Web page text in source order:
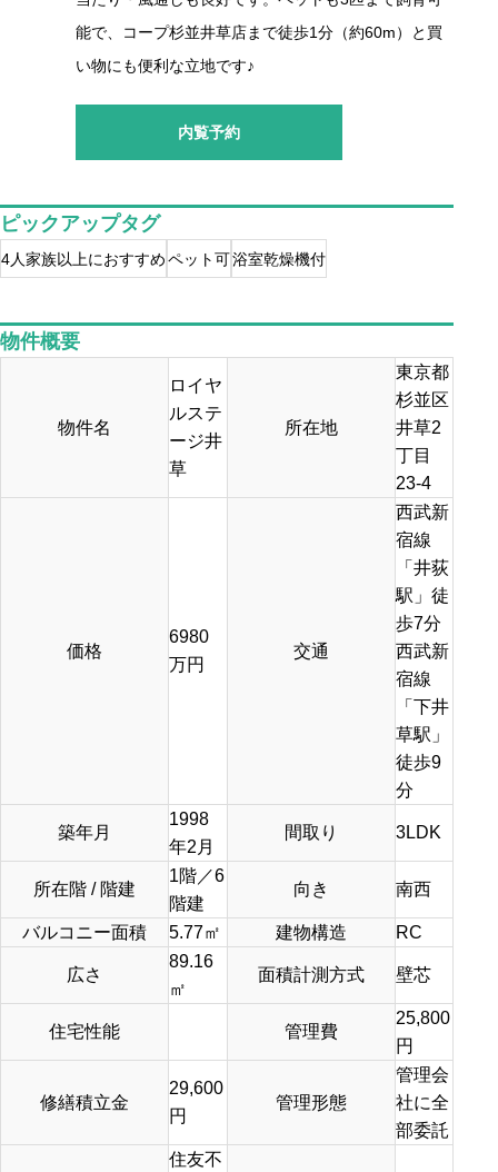
能で、コープ杉並井草店まで徒歩1分（約60m）と買
い物にも便利な立地です♪
内覧予約
ピックアップタグ
4人家族以上におすすめペット可浴室乾燥機付
物件概要
物件名
ロイヤ
ルステ
ージ井
草
所在地
東京都
杉並区
井草2
丁目
23-4
価格
6980
万円
交通
西武新
宿線
「井荻
駅」徒
歩7分
西武新
宿線
「下井
草駅」
徒歩9
分
築年月
1998
年2月
間取り 3LDK
所在階 / 階建
1階／6
階建
向き 南西
バルコニー面積 5.77㎡ 建物構造 RC
広さ
89.16
㎡
面積計測方式 壁芯
住宅性能 管理費
25,800
円
修繕積立金
29,600
円
管理形態
管理会
社に全
部委託
住友不